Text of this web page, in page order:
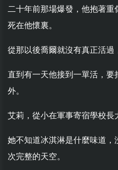
二十年前那場爆發，他抱著
死在他懷裏。
從那以後喬爾就沒有真正活過
直到有一天他接到一單活，
外。
艾莉，從小在軍事寄宿學校長
她不知道冰淇淋是什麼味道
次完整的天空。